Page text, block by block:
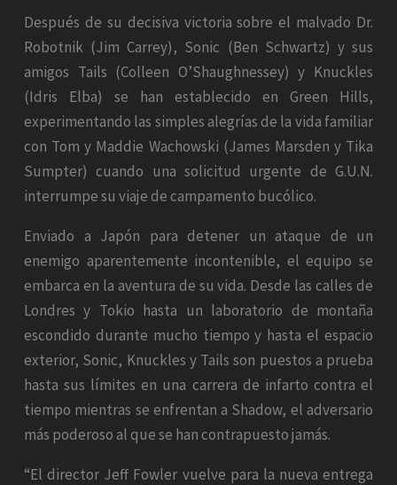
Después de su decisiva victoria sobre el malvado Dr.
Robotnik (Jim Carrey), Sonic (Ben Schwartz) y sus
amigos Tails (Colleen O’Shaughnessey) y Knuckles
(Idris Elba) se han establecido en Green Hills,
experimentando las simples alegrías de la vida familiar
con Tom y Maddie Wachowski (James Marsden y Tika
Sumpter) cuando una solicitud urgente de G.U.N.
interrumpe su viaje de campamento bucólico.
Enviado a Japón para detener un ataque de un
enemigo aparentemente incontenible, el equipo se
embarca en la aventura de su vida. Desde las calles de
Londres y Tokio hasta un laboratorio de montaña
escondido durante mucho tiempo y hasta el espacio
exterior, Sonic, Knuckles y Tails son puestos a prueba
hasta sus límites en una carrera de infarto contra el
tiempo mientras se enfrentan a Shadow, el adversario
más poderoso al que se han contrapuesto jamás.
“El director Jeff Fowler vuelve para la nueva entrega